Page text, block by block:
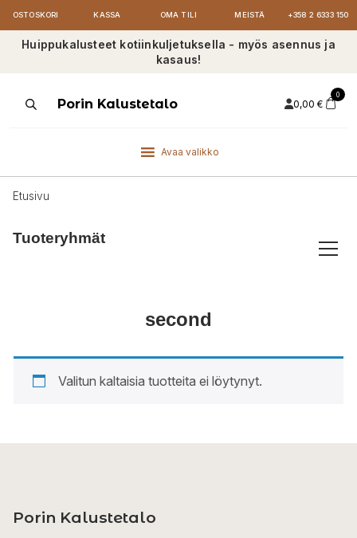
OSTOSKORI KASSA OMA TILI MEISTÄ +358 2 6333 150
Huippukalusteet kotiinkuljetuksella - myös asennus ja
kasaus!
ProductsPorin Kalustetalo 0,00 €
0
Avaa valikko
Etusivu
Tuoteryhmät
second
Valitun kaltaisia tuotteita ei löytynyt.
Porin Kalustetalo